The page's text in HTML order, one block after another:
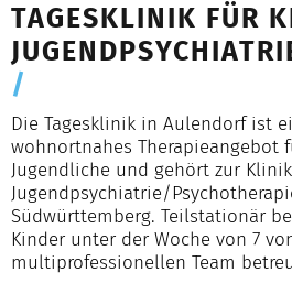
TAGESKLINIK FÜR
/
Die Tagesklinik in Aulendorf ist
wohnortnahes Therapieangebot
Jugendliche und gehört zur
Jugendpsychiatrie/
Südwürttemberg. Teilstationär
Kinder unter der Woche von 7
multiprofessionellen Team